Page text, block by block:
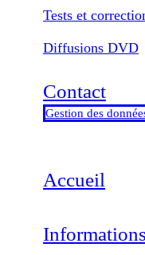
Tests et
Diffusions DVD
Contact
Gestion des
Accueil
Informations